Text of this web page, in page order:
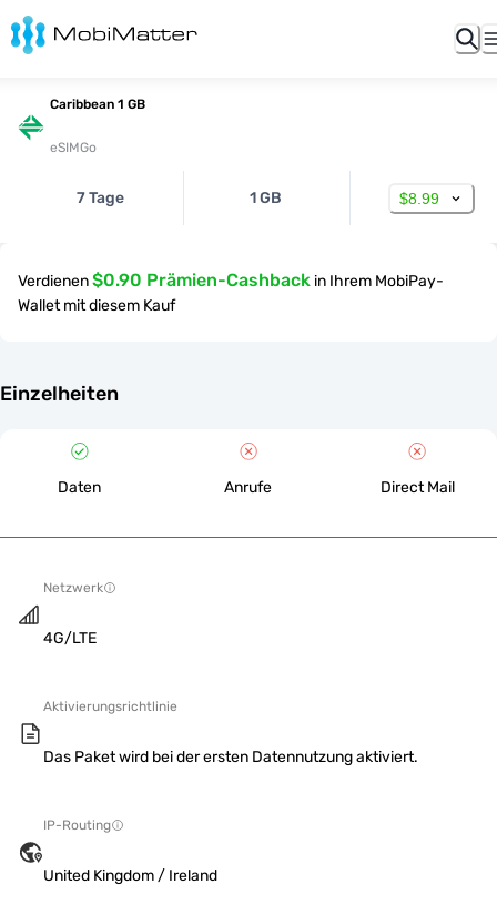
Caribbean 1 GB
eSIMGo
7 Tage 1 GB $8.99
Verdienen$0.90 Prämien-Cashback in Ihrem MobiPay-
Wallet mit diesem Kauf
Einzelheiten
Daten Anrufe Direct Mail
Netzwerk
4G/LTE
Aktivierungsrichtlinie
Das Paket wird bei der ersten Datennutzung aktiviert.
IP-Routing
United Kingdom / Ireland